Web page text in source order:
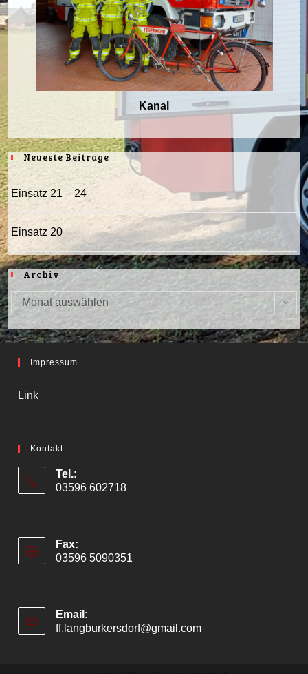
Kanal
Neueste Beiträge
Einsatz 21 – 24
Einsatz 20
Archiv
Archiv
Monat auswählen
Impressum
Link
Kontakt
Tel.:
03596 602718
Fax:
03596 5090351
Email:
ff.langburkersdorf@gmail.comOpens